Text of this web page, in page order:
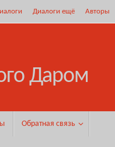
Диалоги ещё Авторы
Даром
Обратная связь